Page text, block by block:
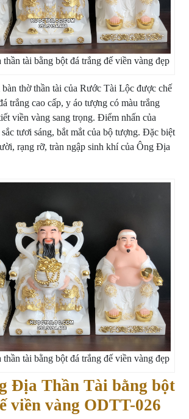
tài bằng bột đá trắng đế viền vàng đẹp
thờ thần tài của Rước Tài Lộc được chế
trắng cao cấp, y áo tượng có màu trắng
viền vàng sang trọng. Điểm nhấn của
tươi sáng, bắt mắt của bộ tượng. Đặc biệt
rạng rỡ, tràn ngập sinh khí của Ông Địa
tài bằng bột đá trắng đế viền vàng đẹp
Địa Thần Tài bằng bột
viền vàng ODTT-026